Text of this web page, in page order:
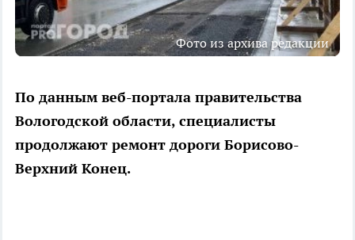
Фото из архива редакции
По данным веб-портала правительства
Вологодской области, специалисты
продолжают ремонт дороги Борисово-
Верхний Конец.